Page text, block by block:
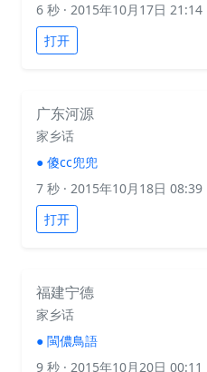
6 秒 · 2015年10月17日 21:14
打开
广东河源
家乡话
● 傻cc兜兜
7 秒 · 2015年10月18日 08:39
打开
福建宁德
家乡话
● 閩儂鳥語
9 秒 · 2015年10月20日 00:11